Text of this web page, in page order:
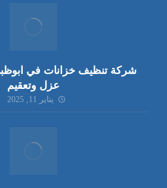
عزل وتعقيم
يناير 11, 2025